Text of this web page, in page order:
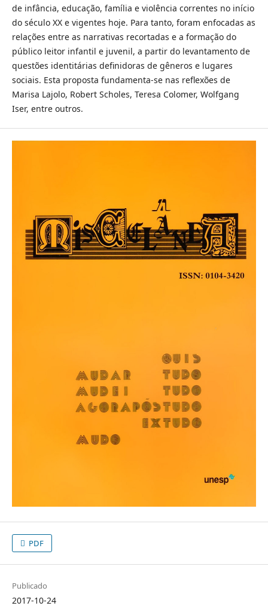
de infância, educação, família e violência correntes no início
do século XX e vigentes hoje. Para tanto, foram enfocadas as
relações entre as narrativas recortadas e a formação do
público leitor infantil e juvenil, a partir do levantamento de
questões identitárias definidoras de gêneros e lugares
sociais. Esta proposta fundamenta-se nas reflexões de
Marisa Lajolo, Robert Scholes, Teresa Colomer, Wolfgang
Iser, entre outros.
PDF
Publicado
2017-10-24